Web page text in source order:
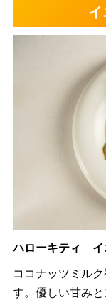
イ
ハローキティ イ
ココナッツミル
す。優しい甘み